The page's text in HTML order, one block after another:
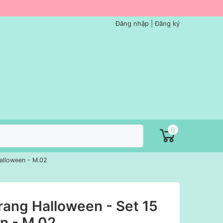
Đăng nhập |Đăng ký
0
- M.02
Halloween - Set 15